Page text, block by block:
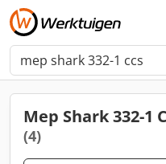
Mep Shark 332-1
(4)